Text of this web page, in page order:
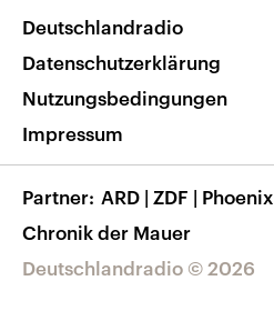
Nachrichten App
Frequenzen
Veranstaltungen
Musikliste
RSS
Barrierefreiheit
Deutschlandradio © 2026
Deutschlandradio
Datenschutzerklärung
Nutzungsbedingungen
Impressum
Partner ARD | ZDF | Phoenix
Chronik der Mauer